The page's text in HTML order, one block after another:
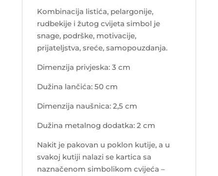
Kombinacija listića, pelargonije,
rudbekije i žutog cvijeta simbol je
snage, podrške, motivacije,
prijateljstva, sreće, samopouzdanja.
Dimenzija privjeska: 3 cm
Dužina lančića: 50 cm
Dimenzija naušnica: 2,5 cm
Dužina metalnog dodatka: 2 cm
Nakit je pakovan u poklon kutije, a u
svakoj kutiji nalazi se kartica sa
naznačenom simbolikom cvijeća –